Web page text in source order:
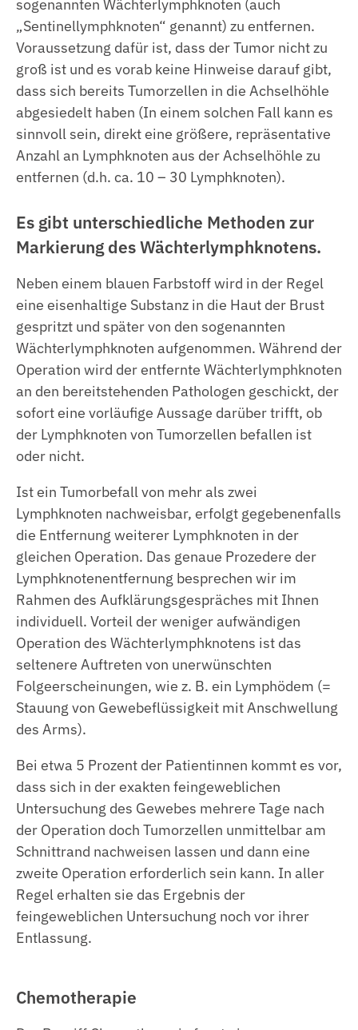
sogenannten Wächterlymphknoten (auch
„Sentinellymphknoten“ genannt) zu entfernen.
Voraussetzung dafür ist, dass der Tumor nicht zu
groß ist und es vorab keine Hinweise darauf gibt,
dass sich bereits Tumorzellen in die Achselhöhle
abgesiedelt haben (In einem solchen Fall kann es
sinnvoll sein, direkt eine größere, repräsentative
Anzahl an Lymphknoten aus der Achselhöhle zu
entfernen (d.h. ca. 10 – 30 Lymphknoten).
Es gibt unterschiedliche Methoden zur
Markierung des Wächterlymphknotens.
Neben einem blauen Farbstoff wird in der Regel
eine eisenhaltige Substanz in die Haut der Brust
gespritzt und später von den sogenannten
Wächterlymphknoten aufgenommen. Während der
Operation wird der entfernte Wächterlymphknoten
an den bereitstehenden Pathologen geschickt, der
sofort eine vorläufige Aussage darüber trifft, ob
der Lymphknoten von Tumorzellen befallen ist
oder nicht.
Ist ein Tumorbefall von mehr als zwei
Lymphknoten nachweisbar, erfolgt gegebenenfalls
die Entfernung weiterer Lymphknoten in der
gleichen Operation. Das genaue Prozedere der
Lymphknotenentfernung besprechen wir im
Rahmen des Aufklärungsgespräches mit Ihnen
individuell. Vorteil der weniger aufwändigen
Operation des Wächterlymphknotens ist das
seltenere Auftreten von unerwünschten
Folgeerscheinungen, wie z. B. ein Lymphödem (=
Stauung von Gewebeflüssigkeit mit Anschwellung
des Arms).
Bei etwa 5 Prozent der Patientinnen kommt es vor,
dass sich in der exakten feingeweblichen
Untersuchung des Gewebes mehrere Tage nach
der Operation doch Tumorzellen unmittelbar am
Schnittrand nachweisen lassen und dann eine
zweite Operation erforderlich sein kann. In aller
Regel erhalten sie das Ergebnis der
feingeweblichen Untersuchung noch vor ihrer
Entlassung.
Chemotherapie